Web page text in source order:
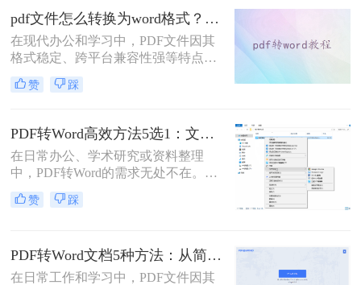
必要操作。面对"pdf格式怎么免费转
换成word"这一常见需求，本文将为
您详细介绍五种安全、高效且完全免
费的转换方法，帮助您轻松实现格式
转换。
pdf文件怎么转换为word格式？这3种转换方法可以尝试下！
在现代办公和学习中，PDF文件因其
格式稳定、跨平台兼容性强等特点而
被广泛使用。然而，当需要编辑PDF
文件中的内容时，将其转换为Word格
换为word格式呢？本文将介绍三种简
单实用的方法，帮助您轻松将PDF文
件转换为Word格式。
赞 踩
PDF转Word高效方法5选1：文件大小和类型决定用哪个！
在日常办公、学术研究或资料整理
中，PDF转Word的需求无处不在。那
么pdf怎么转换成word呢？本文将系统
解析5种主流方法，涵盖不同场景，
赞 踩
PDF转Word文档5种方法：从简单复制到专业软件的适用范围！
在日常工作和学习中，PDF文件因其